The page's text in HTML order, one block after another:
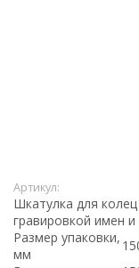
Артикул:
Шкатулка для
гравировкой имен и
Размер упаковки,
мм